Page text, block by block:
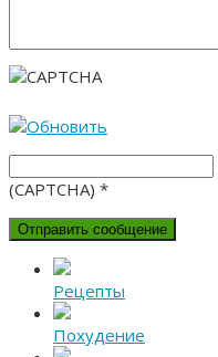
(CAPTCHA) *
Рецепты
Похудение